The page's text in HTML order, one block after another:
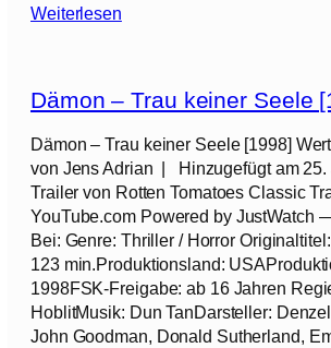
r
[
2
0
1
2
]
Weiterlesen:
H
l
e
[
2
0
0
1
]
Dämon – Trau keiner Seele
Dämon – Trau keiner Seele [1998]
von Jens Adrian | Hinzugefügt am 25.
Trailer von Rotten Tomatoes Classic
YouTube.com Powered by JustWatch
Bei: Genre: Thriller / Horror
123 min.Produktionsland:
1998FSK-Freigabe: ab 16 Jahren
HoblitMusik: Dun TanDarsteller:
John Goodman, Donald Sutherland,